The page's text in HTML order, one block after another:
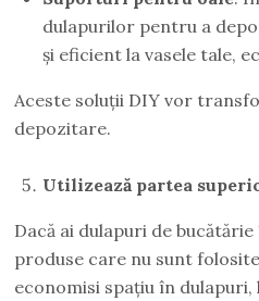
dulapurilor pentru a
și eficient la vasele tale,
Aceste soluții DIY vor
depozitare.
Utilizează partea
Dacă ai dulapuri de
produse care nu sunt
economisi spațiu în